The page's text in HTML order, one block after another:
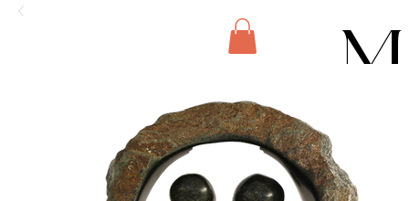
M
E